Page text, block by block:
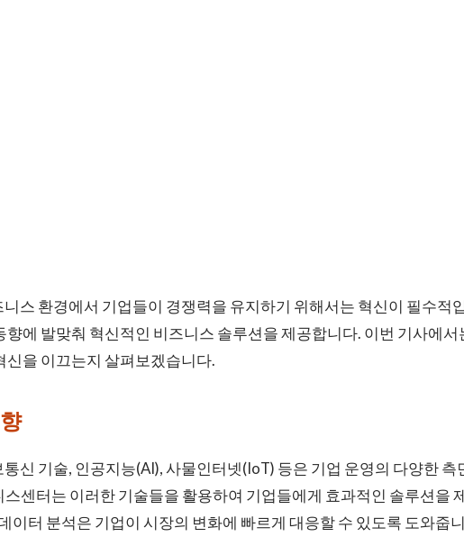
스 환경에서 기업들이 경쟁력을 유지하기 위해서는 혁신이 필수적
향에 발맞춰 혁신적인 비즈니스 솔루션을 제공합니다. 이번 기사에
신을 이끄는지 살펴보겠습니다.
신 기술, 인공지능(AI), 사물인터넷(IoT) 등은 기업 운영의 다양한 측
센터는 이러한 기술들을 활용하여 기업들에게 효과적인 솔루션을
이터 분석은 기업이 시장의 변화에 빠르게 대응할 수 있도록 도와줍